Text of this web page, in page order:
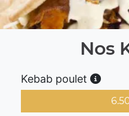
Nos
Kebab poulet